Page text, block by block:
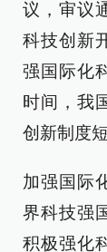
议，审议
科技创新
强国际化
时间，我
创新制度
加强国际
界科技强
积极强化